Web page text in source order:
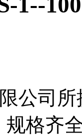
公司
规格齐